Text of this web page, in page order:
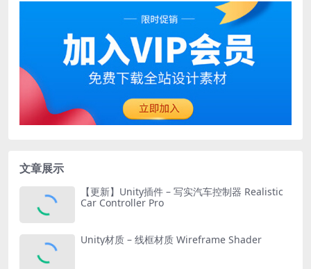
文章展示
【更新】Unity插件 – 写实汽车控制器 Realistic
Car Controller Pro
Unity材质 – 线框材质 Wireframe Shader